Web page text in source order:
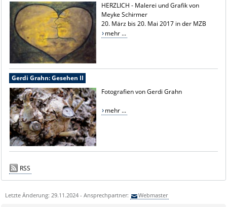
HERZLICH - Malerei und Grafik von
Meyke Schirmer
20. März bis 20. Mai 2017 in der MZB
mehr ...
Gerdi Grahn: Gesehen II
Fotografien von Gerdi Grahn
mehr ...
RSS
Letzte Änderung: 29.11.2024 - Ansprechpartner: Webmaster